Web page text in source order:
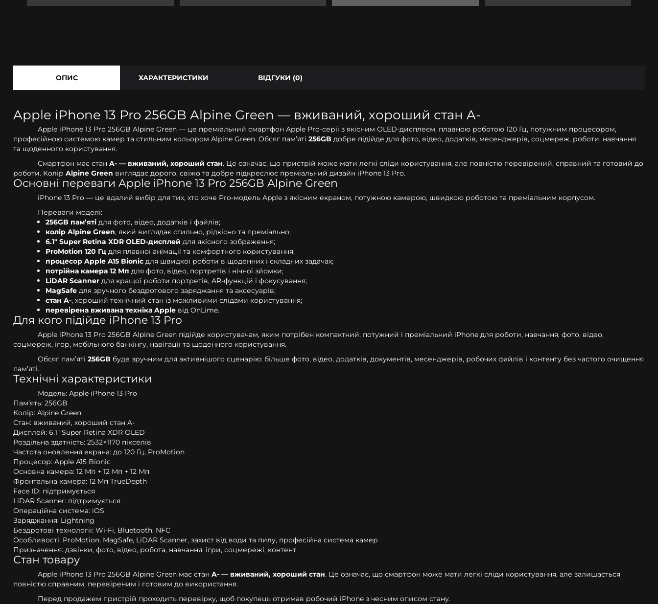
ОПИС ХАРАКТЕРИСТИКИ ВІДГУКИ (0)
Apple iPhone 13 Pro 256GB Alpine Green — вживаний, хороший стан A-
Apple iPhone 13 Pro 256GB Alpine Green — це преміальний смартфон Apple Pro-серії з якісним OLED-дисплеєм, плавною роботою 120 Гц, потужним процесором,
професійною системою камер та стильним кольором Alpine Green. Обсяг пам’яті 256GB добре підійде для фото, відео, додатків, месенджерів, соцмереж, роботи, навчання
та щоденного користування.
Смартфон має стан A- — вживаний, хороший стан. Це означає, що пристрій може мати легкі сліди користування, але повністю перевірений, справний та готовий до
роботи. Колір Alpine Green виглядає дорого, свіжо та добре підкреслює преміальний дизайн iPhone 13 Pro.
Основні переваги Apple iPhone 13 Pro 256GB Alpine Green
iPhone 13 Pro — це вдалий вибір для тих, хто хоче Pro-модель Apple з якісним екраном, потужною камерою, швидкою роботою та преміальним корпусом.
Переваги моделі:
256GB пам’яті для фото, відео, додатків і файлів;
колір Alpine Green, який виглядає стильно, рідкісно та преміально;
6.1" Super Retina XDR OLED-дисплей для якісного зображення;
ProMotion 120 Гц для плавної анімації та комфортного користування;
процесор Apple A15 Bionic для швидкої роботи в щоденних і складних задачах;
потрійна камера 12 Мп для фото, відео, портретів і нічної зйомки;
LiDAR Scanner для кращої роботи портретів, AR-функцій і фокусування;
MagSafe для зручного бездротового заряджання та аксесуарів;
стан A-, хороший технічний стан із можливими слідами користування;
перевірена вживана техніка Apple від OnLime.
Для кого підійде iPhone 13 Pro
Apple iPhone 13 Pro 256GB Alpine Green підійде користувачам, яким потрібен компактний, потужний і преміальний iPhone для роботи, навчання, фото, відео,
соцмереж, ігор, мобільного банкінгу, навігації та щоденного користування.
Обсяг пам’яті 256GB буде зручним для активнішого сценарію: більше фото, відео, додатків, документів, месенджерів, робочих файлів і контенту без частого очищення
пам’яті.
Технічні характеристики
Модель: Apple iPhone 13 Pro
Пам’ять: 256GB
Колір: Alpine Green
Стан: вживаний, хороший стан A-
Дисплей: 6.1" Super Retina XDR OLED
Роздільна здатність: 2532×1170 пікселів
Частота оновлення екрана: до 120 Гц, ProMotion
Процесор: Apple A15 Bionic
Основна камера: 12 Мп + 12 Мп + 12 Мп
Фронтальна камера: 12 Мп TrueDepth
Face ID: підтримується
LiDAR Scanner: підтримується
Операційна система: iOS
Заряджання: Lightning
Бездротові технології: Wi-Fi, Bluetooth, NFC
Особливості: ProMotion, MagSafe, LiDAR Scanner, захист від води та пилу, професійна система камер
Призначення: дзвінки, фото, відео, робота, навчання, ігри, соцмережі, контент
Стан товару
Apple iPhone 13 Pro 256GB Alpine Green має стан A- — вживаний, хороший стан. Це означає, що смартфон може мати легкі сліди користування, але залишається
повністю справним, перевіреним і готовим до використання.
Перед продажем пристрій проходить перевірку, щоб покупець отримав робочий iPhone з чесним описом стану.